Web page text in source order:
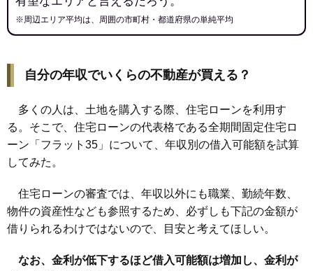
※周辺エリア平均は、周囲の市町村・都道府県の単純平均
自分の年収でいくらの不動産が買える？
多くの人は、土地を購入する際、住宅ローンを利用す
る。そこで、住宅ローンの代表格である全期間固定住宅ロ
ーン「フラット35」について、年収別の借入可能額を試算
してみた。
住宅ローンの審査では、年収以外にも職業、勤続年数、
物件の資産性なども参照するため、必ずしも下記の金額が
借りられるわけではないので、目安と考えてほしい。
なお、金利が低下するほど借入可能額は増加し、金利が